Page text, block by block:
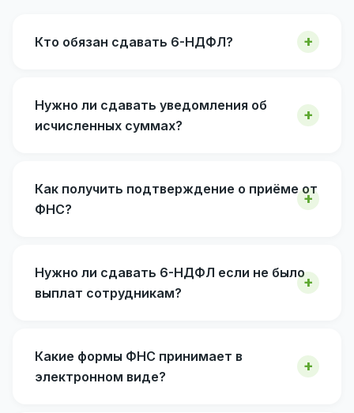
Кто обязан сдавать 6-НДФЛ?
Нужно ли сдавать уведомления об
исчисленных суммах?
Как получить подтверждение о приёме от
ФНС?
Нужно ли сдавать 6-НДФЛ если не было
выплат сотрудникам?
Какие формы ФНС принимает в
электронном виде?